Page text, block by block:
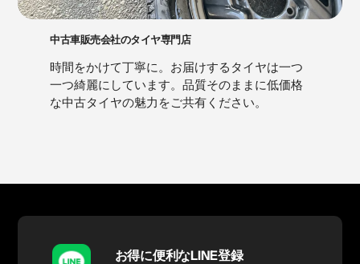
中古車販売会社のタイヤ専門店
時間をかけて丁寧に。お届けするタイヤは一つ
一つ綺麗にしています。品質そのままに低価格
な中古タイヤの魅力をご共有ください。
お得に便利なLINE登録